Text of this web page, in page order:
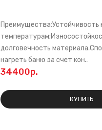
Преимущества:Устойчивость
долговечность
нагреть баню за счет кон..
34400р.
КУПИТЬ